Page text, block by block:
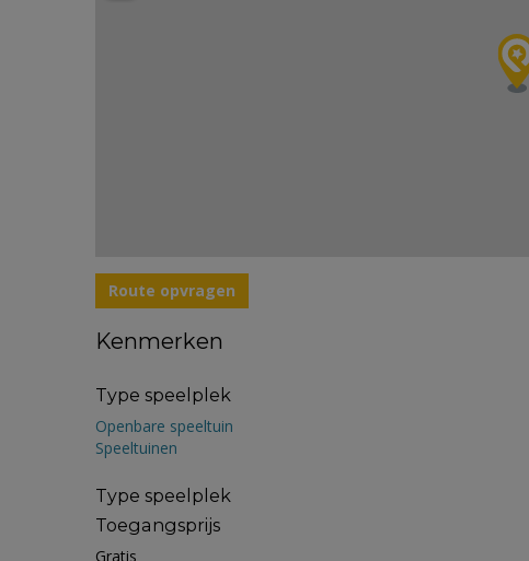
Route opvragen
Kenmerken
Type speelplek
Openbare speeltuin
Speeltuinen
Type speelplek
Toegangsprijs
Gratis